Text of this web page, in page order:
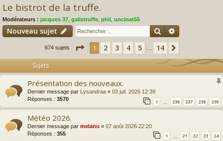
s
e
Le bistrot de la truffe.
Modérateurs : jacques 37 galistruffe phil uncinat55
Nouveau sujet Rechercher
674 sujets Page 1sur 14
1 2 3 4 5 14
Sujets
Présentation des nouveaux.
Dernier message par Lysandraa « 03 juil. 2026 12:39
Réponses : 3570 1 236 237 238 239
Météo 2026.
Dernier message par melano « 07 août 2026 22:20
Réponses : 355 1 21 22 23 24